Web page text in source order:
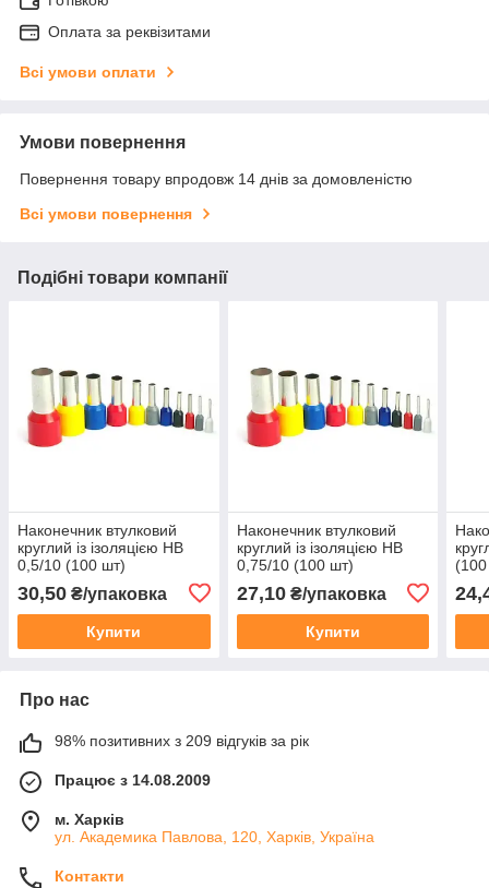
Оплата за реквізитами
Всі умови оплати
Умови повернення
Повернення товару впродовж 14 днів за домовленістю
Всі умови повернення
Подібні товари компанії
Наконечник втулковий
круглий із ізоляцією НВ
0,5/10 (100 шт)
30,50 ₴/упаковка
Купити
Наконечник втулковий
круглий із ізоляцією НВ
0,75/10 (100 шт)
27,10₴/упаковка
Купити
Про нас
98% позитивних з 209 відгуків за рік
Працює з 14.08.2009
м. Харків
ул. Академика Павлова, 120, Харків, Україна
Контакти